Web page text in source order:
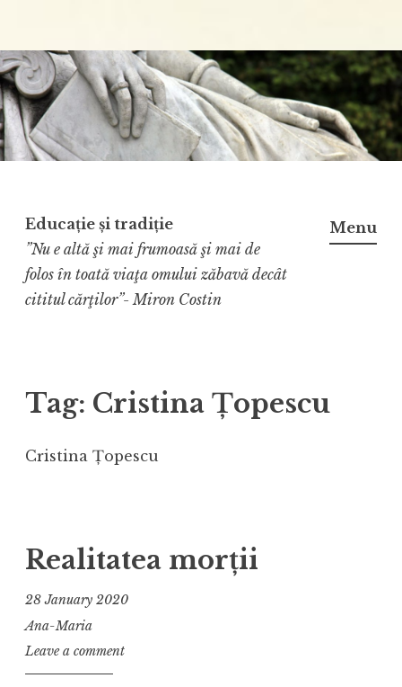
Educație și tradiție
”Nu e altă şi mai frumoasă şi mai de
folos în toată viaţa omului zăbavă decât
cititul cărţilor”- Miron Costin
Menu
Tag: Cristina Țopescu
Cristina Țopescu
Realitatea morții
28 January 2020
Ana-Maria
Leave a comment